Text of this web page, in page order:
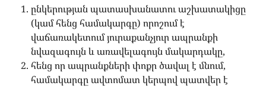
ընկերության պատասխանատու աշխատակիցը
(կամ հենց համակարգը) որոշում է
վաճառակետում յուրաքանչյուր ապրանքի
նվազագույն և առավելագույն մակարդակը,
հենց որ ապրանքների փոքր ծավալ է մնում,
համակարգը ավտոմատ կերպով պատվեր է